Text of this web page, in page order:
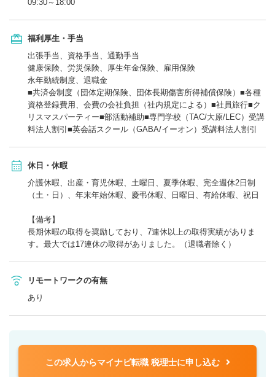
09:30～18:00
福利厚生・手当
出張手当、資格手当、通勤手当
健康保険、労災保険、厚生年金保険、雇用保険
永年勤続制度、退職金
■共済会制度（団体定期保険、団体長期傷害所得補償保険）■各種
資格登録費用、会費の会社負担（社内規定による）■社員旅行■ク
リスマスパーティー■部活動補助■専門学校（TAC/大原/LEC）受講
料法人割引■英会話スクール（GABA/イーオン）受講料法人割引
休日・休暇
介護休暇、出産・育児休暇、土曜日、夏季休暇、完全週休2日制
（土・日）、年末年始休暇、慶弔休暇、日曜日、有給休暇、祝日
【備考】
長期休暇の取得を奨励しており、7連休以上の取得実績がありま
す。最大では17連休の取得がありました。（退職者除く）
リモートワークの有無
あり
この求人からマイナビ転職 税理士に申し込む